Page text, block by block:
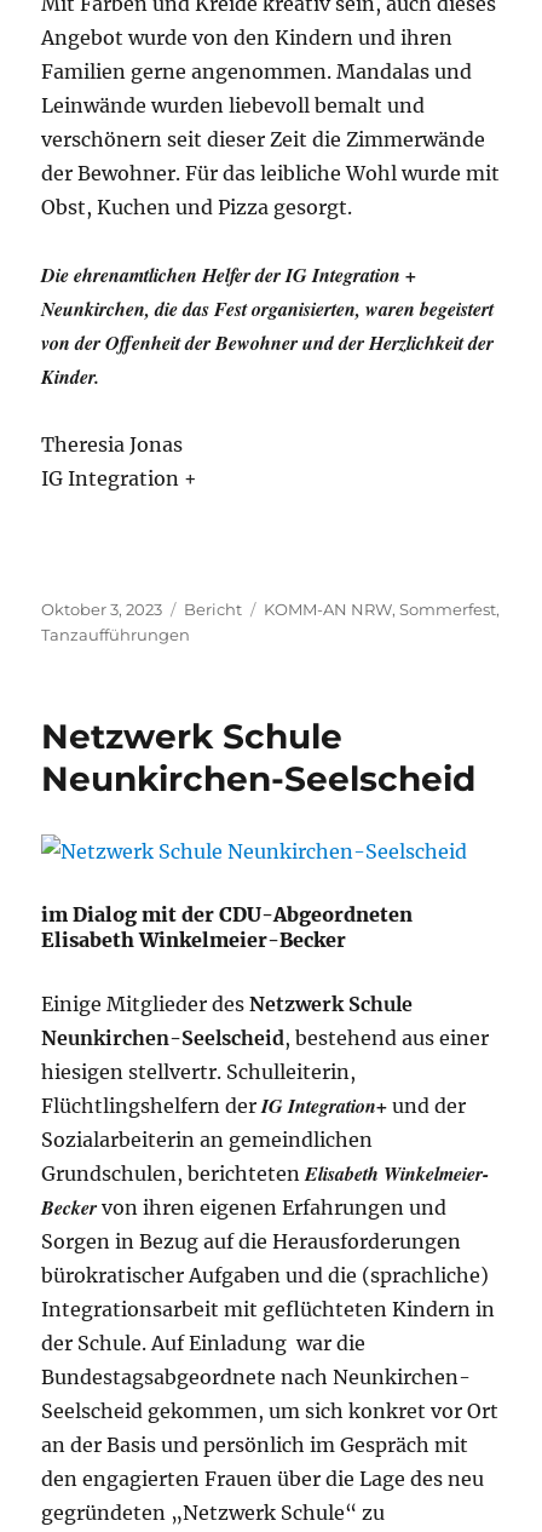
Angebot wurde von den Kindern und ihren
Familien gerne angenommen. Mandalas und
Leinwände wurden liebevoll bemalt und
verschönern seit dieser Zeit die Zimmerwände
der Bewohner. Für das leibliche Wohl wurde mit
Obst, Kuchen und Pizza gesorgt.
Die ehrenamtlichen Helfer der IG Integration +
Neunkirchen, die das Fest organisierten, waren begeistert
von der Offenheit der Bewohner und der Herzlichkeit der
Kinder.
Theresia Jonas
IG Integration +
Veröffentlicht
am
Oktober 3, 2023 Kategorien
Bericht Schlagwörter
KOMM-AN NRW,Sommerfest,
Tanzaufführungen
Netzwerk Schule
Neunkirchen-Seelscheid
im Dialog mit der CDU-Abgeordneten
Elisabeth Winkelmeier-Becker
Einige Mitglieder desNetzwerk Schule
Neunkirchen-Seelscheid, bestehend aus einer
hiesigen stellvertr. Schulleiterin,
Flüchtlingshelfern derIG Integration+ und der
Sozialarbeiterin an gemeindlichen
Grundschulen, berichtetenElisabeth Winkelmeier-
Becker von ihren eigenen Erfahrungen und
Sorgen in Bezug auf die Herausforderungen
bürokratischer Aufgaben und die (sprachliche)
Integrationsarbeit mit geflüchteten Kindern in
der Schule. Auf Einladung war die
Bundestagsabgeordnete nach Neunkirchen-
Seelscheid gekommen, um sich konkret vor Ort
an der Basis und persönlich im Gespräch mit
den engagierten Frauen über die Lage des neu
gegründeten „Netzwerk Schule“ zu